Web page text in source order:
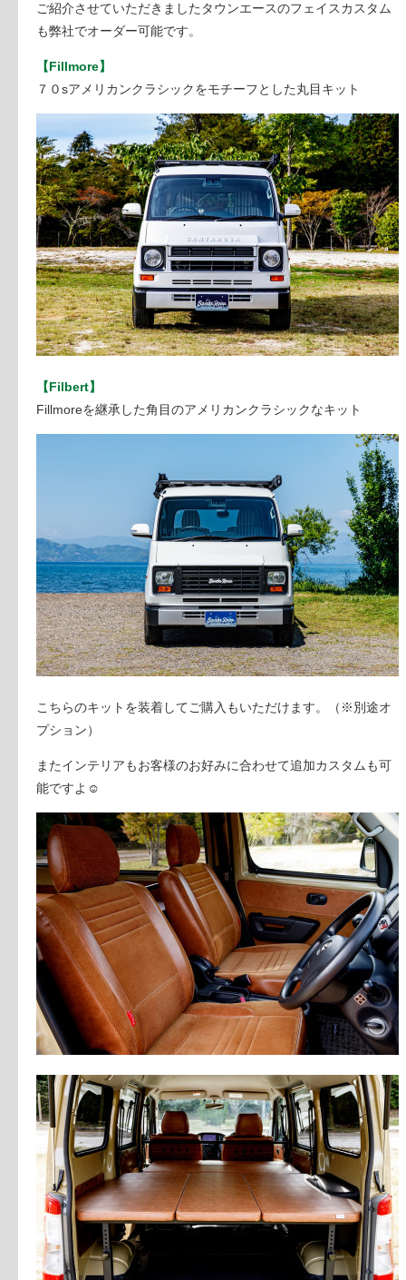
ご紹介させていただきましたタウンエースのフェイスカスタム
も弊社でオーダー可能です。
【Fillmore】
７０sアメリカンクラシックをモチーフとした丸目キット
【Filbert】
Fillmoreを継承した角目のアメリカンクラシックなキット
こちらのキットを装着してご購入もいただけます。（※別途オ
プション）
またインテリアもお客様のお好みに合わせて追加カスタムも可
能ですよ☺